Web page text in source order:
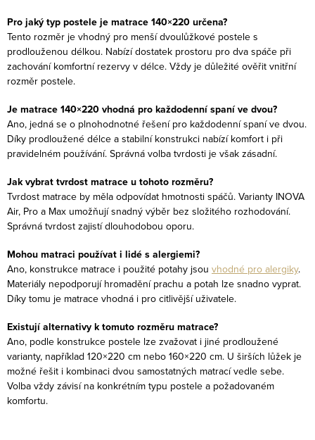
Pro jaký typ postele je matrace 140×220 určena?
Tento rozměr je vhodný pro menší dvoulůžkové postele s
prodlouženou délkou. Nabízí dostatek prostoru pro dva spáče při
zachování komfortní rezervy v délce. Vždy je důležité ověřit vnitřní
rozměr postele.
Je matrace 140×220 vhodná pro každodenní spaní ve dvou?
Ano, jedná se o plnohodnotné řešení pro každodenní spaní ve dvou.
Díky prodloužené délce a stabilní konstrukci nabízí komfort i při
pravidelném používání. Správná volba tvrdosti je však zásadní.
Jak vybrat tvrdost matrace u tohoto rozměru?
Tvrdost matrace by měla odpovídat hmotnosti spáčů. Varianty INOVA
Air, Pro a Max umožňují snadný výběr bez složitého rozhodování.
Správná tvrdost zajistí dlouhodobou oporu.
Mohou matraci používat i lidé s alergiemi?
Ano, konstrukce matrace i použité potahy jsou vhodné pro alergiky.
Materiály nepodporují hromadění prachu a potah lze snadno vyprat.
Díky tomu je matrace vhodná i pro citlivější uživatele.
Existují alternativy k tomuto rozměru matrace?
Ano, podle konstrukce postele lze zvažovat i jiné prodloužené
varianty, například 120×220 cm nebo 160×220 cm. U širších lůžek je
možné řešit i kombinaci dvou samostatných matrací vedle sebe.
Volba vždy závisí na konkrétním typu postele a požadovaném
komfortu.